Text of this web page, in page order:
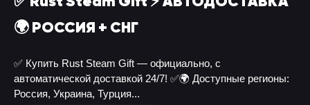
🌍 РОССИЯ + СНГ
✅ Купить Rust Steam Gift — официально, с
автоматической доставкой 24/7! ✅🌍 Доступные регионы:
Россия, Украина, Турция...